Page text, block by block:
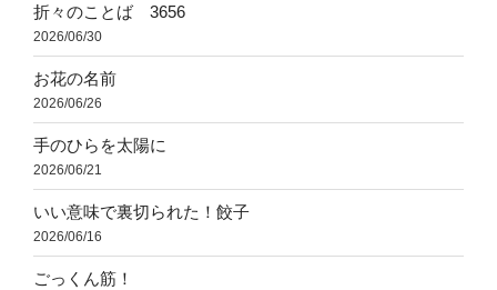
折々のことば 3656
2026/06/30
お花の名前
2026/06/26
手のひらを太陽に
2026/06/21
いい意味で裏切られた！餃子
2026/06/16
ごっくん筋！